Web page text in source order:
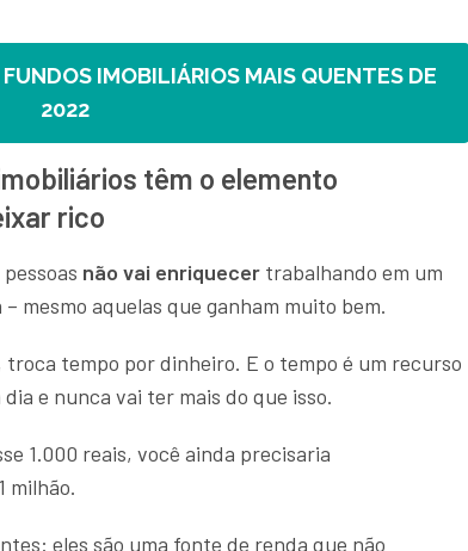
IMOBILIÁRIOS MAIS QUENTES DE
2022
têm o elemento
rico
não vai enriquecer trabalhando em um
mesmo aquelas que ganham muito bem.
tempo por dinheiro. E o tempo é um recurso
e nunca vai ter mais do que isso.
1.000 reais, você ainda precisaria
milhão.
eles são uma fonte de renda que não